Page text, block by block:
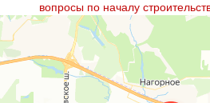
вопросы по началу